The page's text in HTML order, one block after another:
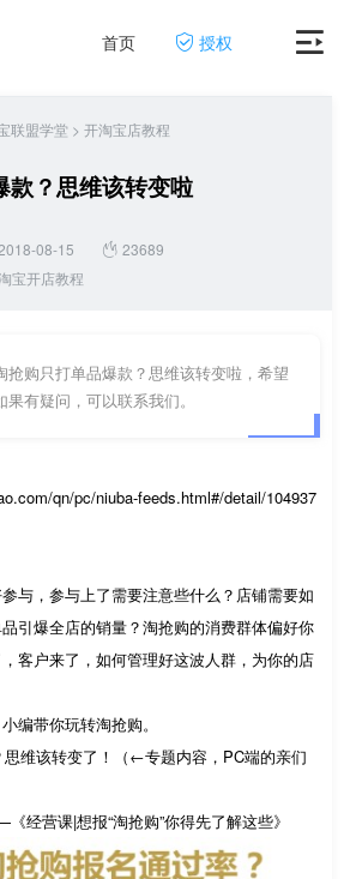
首页 授权
联盟学堂 > 开淘宝店教程
款？思维该转变啦
08-15
23689
宝开店教程
抢购只打单品爆款？思维该转变啦，希望
有疑问，可以联系我们。
qn/pc/niuba-feeds.html#/detail/104937
与，参与上了需要注意些什么？店铺需要如
引爆全店的销量？淘抢购的消费群体偏好你
客户来了，如何管理好这波人群，为你的店
编带你玩转淘抢购。
维该转变了！（←专题内容，PC端的亲们
经营课|想报“淘抢购”你得先了解这些》